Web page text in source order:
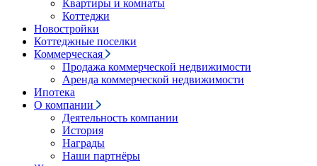
Квартиры и комнаты
Коттеджи
Новостройки
Коттеджные поселки
Коммерческая
Продажа коммерческой недвижимости
Аренда коммерческой недвижимости
Ипотека
О компании
Деятельность компании
История
Награды
Наши партнёры